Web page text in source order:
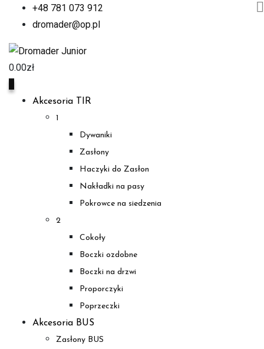
+48 781 073 912
dromader@op.pl
0.00zł
Akcesoria TIR
1
Dywaniki
Zasłony
Haczyki do Zasłon
Nakładki na pasy
Pokrowce na siedzenia
2
Cokoły
Boczki ozdobne
Boczki na drzwi
Proporczyki
Poprzeczki
Akcesoria BUS
Zasłony BUS